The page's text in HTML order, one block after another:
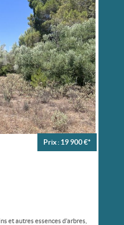
Prix : 19 900 €*
et autres essences d’arbres,